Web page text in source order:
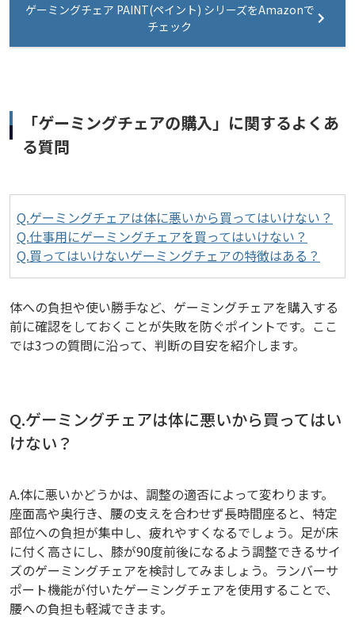
ゲーミングチェア PAINT(ペイント) シリーズをAmazonで
チェック
「ゲーミングチェアの購入」に関するよくあ
る質問
Q.ゲーミングチェアは体に悪いから買ってはいけない？
Q.仕事用にゲーミングチェアを買ってはいけない？
Q.買ってはいけないゲーミングチェアの特徴はある？
体への負担や使い勝手など、ゲーミングチェアを購入する
前に確認をしておくことが失敗を防ぐポイントです。ここ
では3つの質問に沿って、判断の目安を紹介します。
Q.ゲーミングチェアは体に悪いから買ってはい
けない？
A.体に悪いかどうかは、調整の適否によって変わります。
座面高や奥行き、腰の支えを合わせず長時間座ると、特定
部位への負担が集中し、疲れやすくなるでしょう。足が床
に付く高さにし、膝が90度前後になるよう調整できるサイ
ズのゲーミングチェアを検討してみましょう。ランバーサ
ポート機能が付いたゲーミングチェアを使用することで、
腰への負担も軽減できます。